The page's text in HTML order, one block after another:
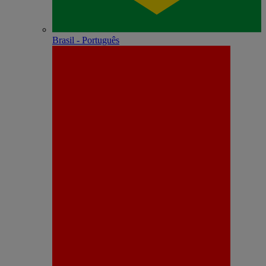
Brasil - Português